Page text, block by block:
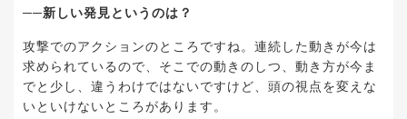
──新しい発見というのは？
攻撃でのアクションのところですね。連続した動きが今は
求められているので、そこでの動きのしつ、動き方が今ま
でと少し、違うわけではないですけど、頭の視点を変えな
いといけないところがあります。